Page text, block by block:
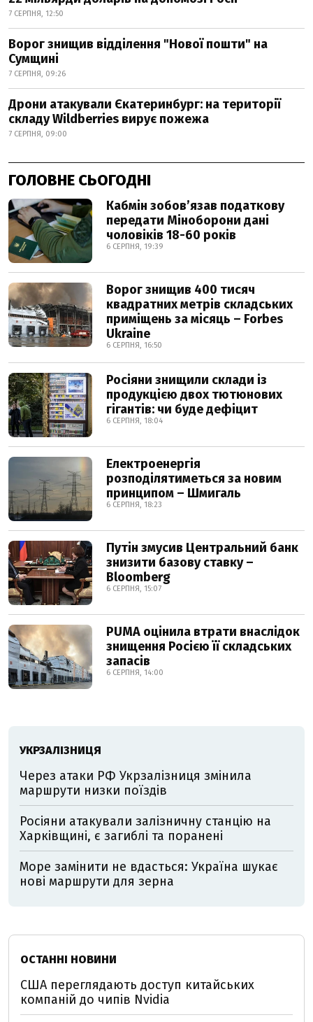
7 СЕРПНЯ, 12:50
Ворог знищив відділення "Нової пошти" на
Сумщині
7 СЕРПНЯ, 09:26
Дрони атакували Єкатеринбург: на території
складу Wildberries вирує пожежа
7 СЕРПНЯ, 09:00
ГОЛОВНЕ СЬОГОДНІ
Кабмін зобовʼязав податкову
передати Міноборони дані
чоловіків 18-60 років
6 СЕРПНЯ, 19:39
Ворог знищив 400 тисяч
квадратних метрів складських
приміщень за місяць – Forbes
Ukraine
6 СЕРПНЯ, 16:50
Росіяни знищили склади із
продукцією двох тютюнових
гігантів: чи буде дефіцит
6 СЕРПНЯ, 18:04
Електроенергія
розподілятиметься за новим
принципом – Шмигаль
6 СЕРПНЯ, 18:23
Путін змусив Центральний банк
знизити базову ставку –
Bloomberg
6 СЕРПНЯ, 15:07
PUMA оцінила втрати внаслідок
знищення Росією її складських
запасів
6 СЕРПНЯ, 14:00
УКРЗАЛІЗНИЦЯ
Через атаки РФ Укрзалізниця змінила
маршрути низки поїздів
Росіяни атакували залізничну станцію на
Харківщині, є загиблі та поранені
Море замінити не вдасться: Україна шукає
нові маршрути для зерна
ОСТАННІ НОВИНИ
США переглядають доступ китайських
компаній до чипів Nvidia